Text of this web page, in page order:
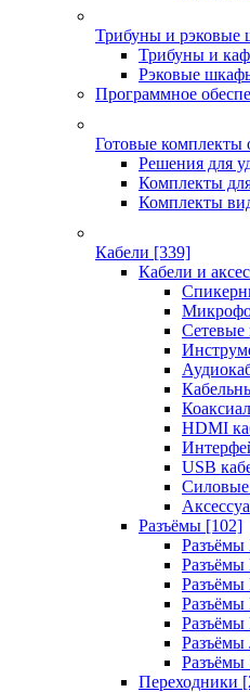
Трибуны и рэковые
Трибуны и
Рэковые
Программное
Готовые комплекты
Решения для
Комплекты
Комплекты
Кабели [339]
Кабели и
Сетевые
HDMI
USB
Силовые
Разъёмы [102]
Разъёмы
Разъёмы
Разъёмы
Разъёмы
Разъёмы
Разъёмы
Разъёмы
Переходники